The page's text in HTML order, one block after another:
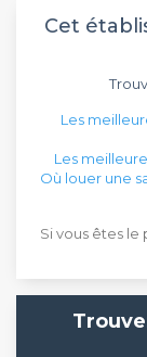
Cet
Les
Les
Où louer une
Si vous êtes